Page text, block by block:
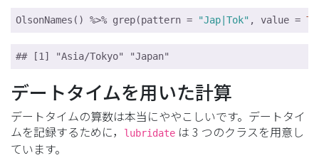
OlsonNames() %>% grep(pattern = "Jap|Tok" , value =
## [1] "Asia/Tokyo" "Japan"
デートタイムを用いた計算
デートタイムの算数は本当にややこしいです。デートタイ
ムを記録するために，
lubridate は 3 つのクラスを用意し
ています。